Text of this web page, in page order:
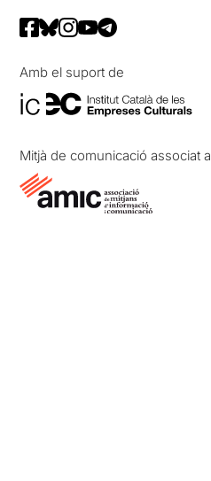
Amb el suport de
Mitjà de comunicació associat a